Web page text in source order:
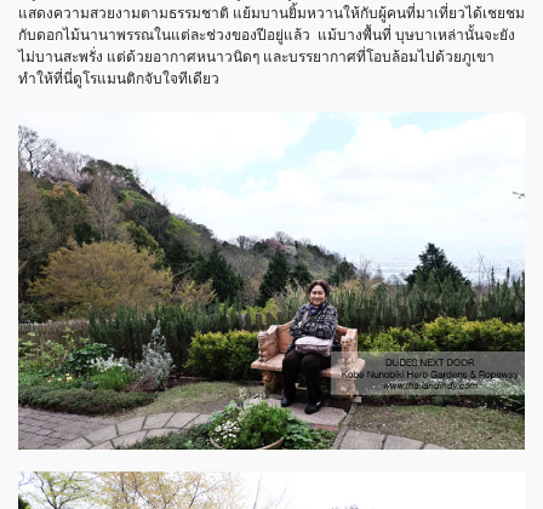
แสดงความสวยงามตามธรรมชาติ แย้มบานยิ้มหวานให้กับผู้คนที่มาเที่ยวได้เชยชม
กับดอกไม้นานาพรรณในแต่ละช่วงของปีอยู่แล้ว แม้บางพื้นที่ บุษบาเหล่านั้นจะยัง
ไม่บานสะพรั่ง แต่ด้วยอากาศหนาวนิดๆ และบรรยากาศที่โอบล้อมไปด้วยภูเขา
ทำให้ที่นี่ดูโรแมนติกจับใจทีเดียว